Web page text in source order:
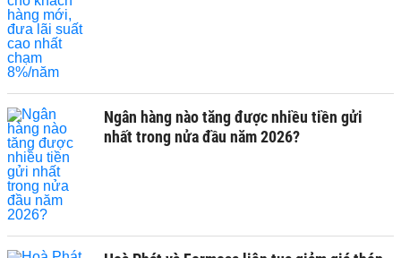
Ngân hàng nào tăng được nhiều tiền gửi
nhất trong nửa đầu năm 2026?